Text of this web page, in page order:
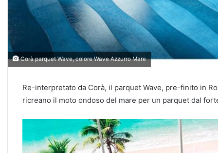
Corà parquet Wave, colore Wave Azzurro Mare
Re-interpretato da Corà, il parquet Wave, pre-finito in
ricreano il moto ondoso del mare per un parquet dal